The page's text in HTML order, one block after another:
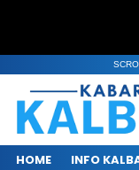
HOME INFO